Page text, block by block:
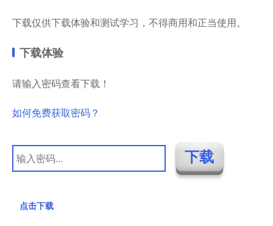
下载仅供下载体验和测试学习，不得商用和正当使用。
下载体验
请输入密码查看下载！
如何免费获取密码？
点击下载